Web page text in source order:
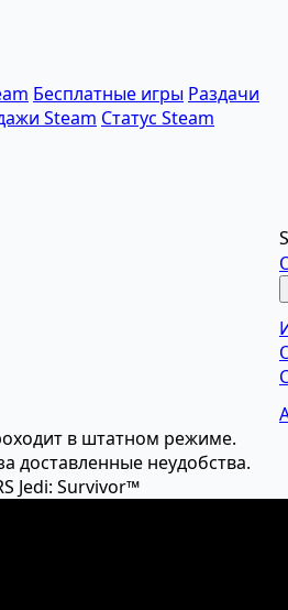
Бесплатные игры Раздачи
Steam Статус Steam
в штатном режиме.
доставленные неудобства.
Jedi: Survivor™